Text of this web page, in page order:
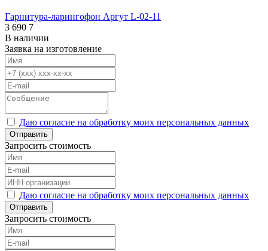
Гарнитура-ларингофон Аргут L-02-11
3 690 7
В наличии
Заявка на изготовление
Даю согласие на обработку моих персональных данных
Отправить
Запросить стоимость
Даю согласие на обработку моих персональных данных
Отправить
Запросить стоимость